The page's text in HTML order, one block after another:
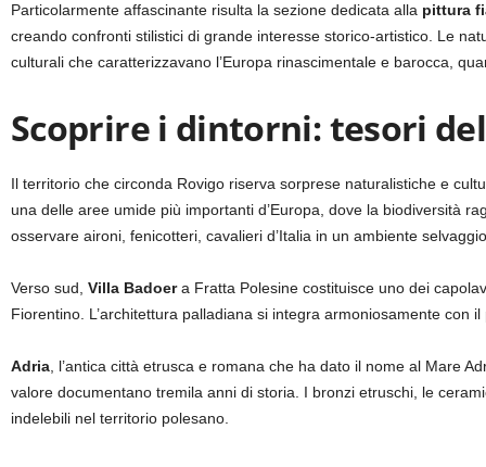
Particolarmente affascinante risulta la sezione dedicata alla pittura
creando confronti stilistici di grande interesse storico-artistico. Le
culturali che caratterizzavano l’Europa rinascimentale e barocca,
Scoprire i dintorni: tesori
Il territorio che circonda Rovigo riserva sorprese naturalistiche e
una delle aree umide più importanti d’Europa, dove la biodiversità
osservare aironi, fenicotteri, cavalieri d’Italia in un ambiente
Verso sud, Villa Badoera Fratta Polesine costituisce uno dei
Fiorentino. L’architettura palladiana si integra armoniosamente
Adria , l’antica città etrusca e romana che ha dato il nome al Mare
valore documentano tremila anni di storia. I bronzi etruschi, le
indelebili nel territorio polesano.